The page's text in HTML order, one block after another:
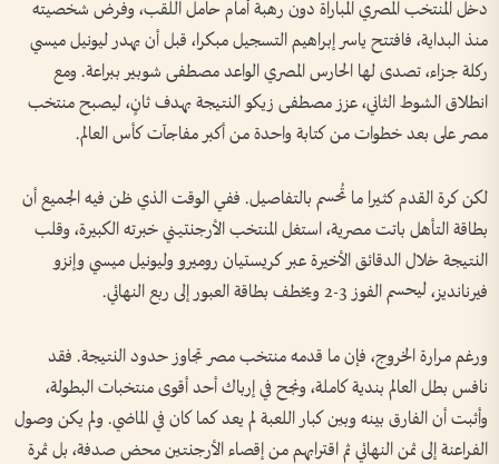
دخل المنتخب المصري المباراة دون رهبة أمام حامل اللقب، وفرض شخصيته
منذ البداية، فافتتح ياسر إبراهيم التسجيل مبكرا، قبل أن يهدر ليونيل ميسي
ركلة جزاء، تصدى لها الحارس المصري الواعد مصطفى شوبير ببراعة. ومع
انطلاق الشوط الثاني، عزز مصطفى زيكو النتيجة بهدف ثانٍ، ليصبح منتخب
مصر على بعد خطوات من كتابة واحدة من أكبر مفاجآت كأس العالم.
لكن كرة القدم كثيرا ما تُحسم بالتفاصيل. ففي الوقت الذي ظن فيه الجميع أن
بطاقة التأهل باتت مصرية، استغل المنتخب الأرجنتيني خبرته الكبيرة، وقلب
النتيجة خلال الدقائق الأخيرة عبر كريستيان روميرو وليونيل ميسي وإنزو
فيرنانديز، ليحسم الفوز 3-2 ويخطف بطاقة العبور إلى ربع النهائي.
ورغم مرارة الخروج، فإن ما قدمه منتخب مصر تجاوز حدود النتيجة. فقد
نافس بطل العالم بندية كاملة، ونجح في إرباك أحد أقوى منتخبات البطولة،
وأثبت أن الفارق بينه وبين كبار اللعبة لم يعد كما كان في الماضي. ولم يكن وصول
الفراعنة إلى ثمن النهائي ثم اقترابهم من إقصاء الأرجنتين محض صدفة، بل ثمرة